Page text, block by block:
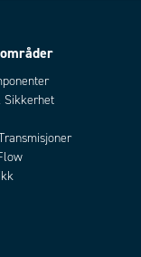
Sikkerhet